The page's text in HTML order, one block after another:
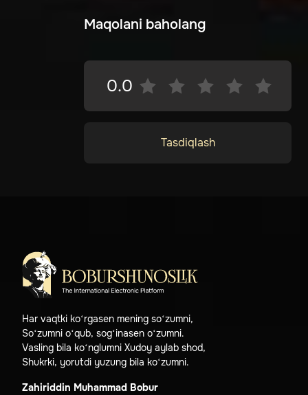
Maqolani baholang
0.0
Tasdiqlash
Har vaqtki ko‘rgasen mening so‘zumni,
So‘zumni o‘qub, sog‘inasen o‘zumni.
Vasling bila ko‘nglumni Xudoy aylab shod,
Shukrki, yorutdi yuzung bila ko‘zumni.
Zahiriddin Muhammad Bobur